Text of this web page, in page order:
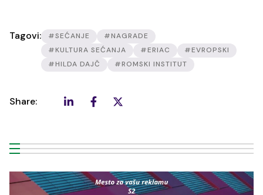
Tagovi: #SEĆANJE
#NAGRADE
#KULTURA SEĆANJA
#ERIAC
#EVROPSKI
#HILDA DAJČ
#ROMSKI INSTITUT
Share: